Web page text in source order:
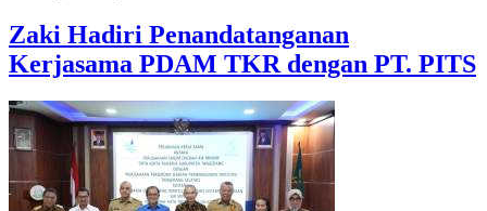
Zaki Hadiri Penandatanganan
Kerjasama PDAM TKR dengan PT. PITS